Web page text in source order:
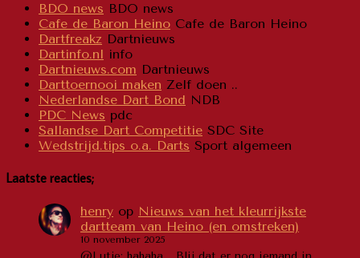
BDO news BDO news
Cafe de Baron Heino Cafe de Baron Heino
Dartfreakz Dartnieuws
Dartinfo.nl info
Dartnieuws.com Dartnieuws
Darttoernooi maken Zelf doen ..
Nederlandse Dart Bond NDB
PDC News pdc
Sallandse Dart Competitie SDC Site
Wedstrijd.tips o.a. Darts Sport algemeen
Laatste reacties;
henry op Nieuws van het kleurrijkste
dartteam van Heino (en omstreken)
10 november 2025